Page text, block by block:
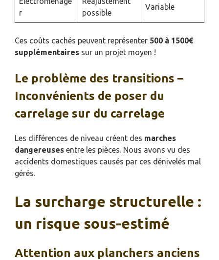
r
possible
Variable
Ces coûts cachés peuvent représenter 500 à 1500€
supplémentaires sur un projet moyen !
Le problème des transitions –
Inconvénients de poser du
carrelage sur du carrelage
Les différences de niveau créent des marches
dangereuses entre les pièces. Nous avons vu des
accidents domestiques causés par ces dénivelés mal
gérés.
La surcharge structurelle :
un risque sous-estimé
Attention aux planchers anciens